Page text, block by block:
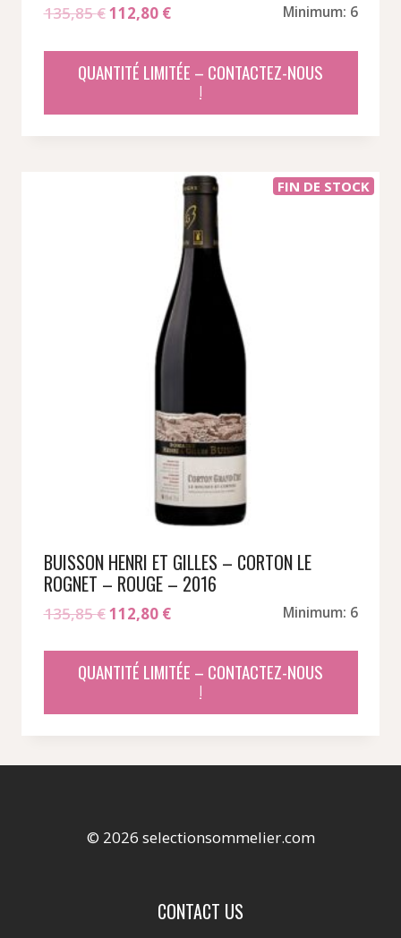
135,85€Le
initial
était :
112,80 €Le
actuel
est :
Minimum: 6
QUANTITÉ LIMITÉE – CONTACTEZ-NOUS
!
FIN DE STOCK
BUISSON HENRI ET GILLES – CORTON LE
ROGNET – ROUGE – 2016
135,85€Le
initial
était :
112,80 €Le
actuel
est :
Minimum: 6
QUANTITÉ LIMITÉE – CONTACTEZ-NOUS
!
© 2026 selectionsommelier.com
CONTACT US